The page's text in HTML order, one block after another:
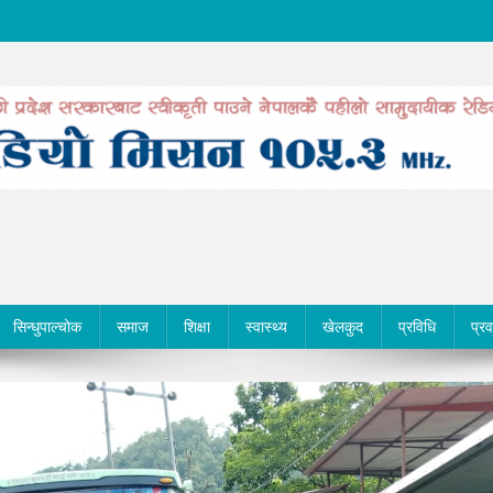
सिन्धुपाल्चोक समाज शिक्षा स्वास्थ्य खेलकुद प्रविधि